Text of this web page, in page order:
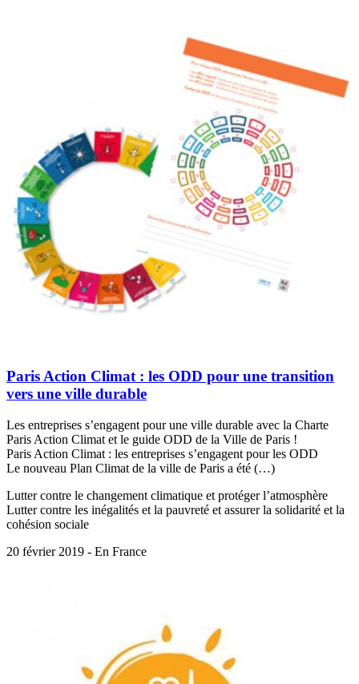
Paris Action Climat : les ODD pour une transition
vers une ville durable
Les entreprises s’engagent pour une ville durable avec la Charte
Paris Action Climat et le guide ODD de la Ville de Paris !
Paris Action Climat : les entreprises s’engagent pour les ODD
Le nouveau Plan Climat de la ville de Paris a été (…)
Lutter contre le changement climatique et protéger l’atmosphère
Lutter contre les inégalités et la pauvreté et assurer la solidarité et la
cohésion sociale
20 février 2019 - En France